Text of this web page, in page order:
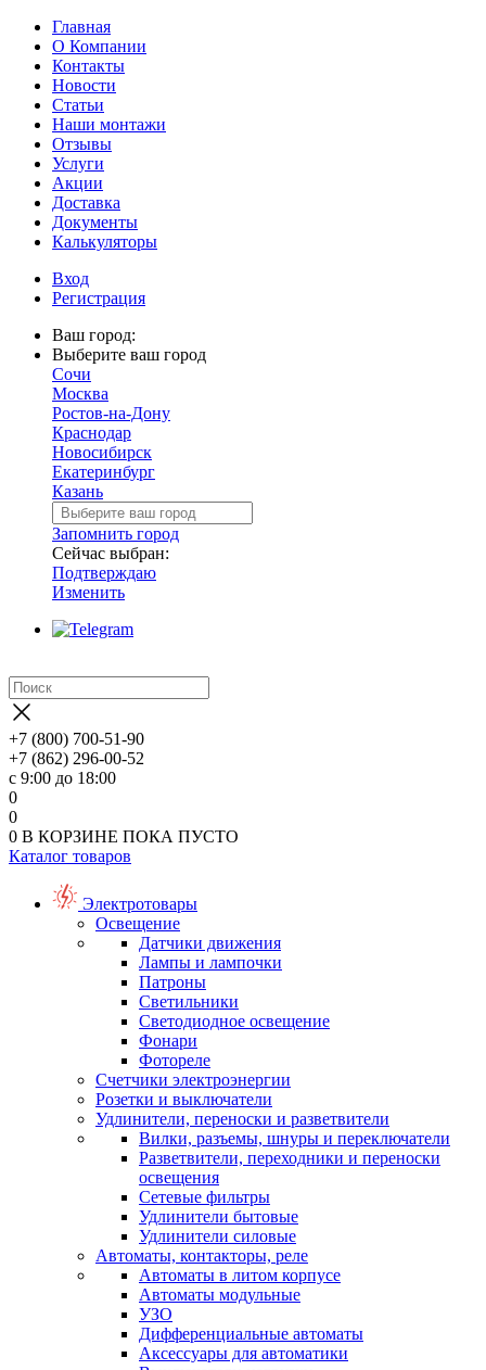
Главная
О Компании
Контакты
Новости
Статьи
Наши монтажи
Отзывы
Услуги
Акции
Доставка
Документы
Калькуляторы
Вход
Регистрация
Ваш город:
Выберите ваш город
Сочи
Москва
Ростов-на-Дону
Краснодар
Новосибирск
Екатеринбург
Казань
Запомнить город
Сейчас выбран:
Подтверждаю
Изменить
+7 (800) 700-51-90
+7 (862) 296-00-52
с 9:00 до 18:00
0
0
0 В КОРЗИНЕ ПОКА ПУСТО
Каталог товаров
Электротовары
Освещение
Датчики движения
Лампы и лампочки
Патроны
Светильники
Светодиодное освещение
Фонари
Фотореле
Счетчики электроэнергии
Розетки и выключатели
Удлинители, переноски и разветвители
Вилки, разъемы, шнуры и переключатели
Разветвители, переходники и переноски
освещения
Сетевые фильтры
Удлинители бытовые
Удлинители силовые
Автоматы, контакторы, реле
Автоматы в литом корпусе
Автоматы модульные
УЗО
Дифференциальные автоматы
Аксессуары для автоматики